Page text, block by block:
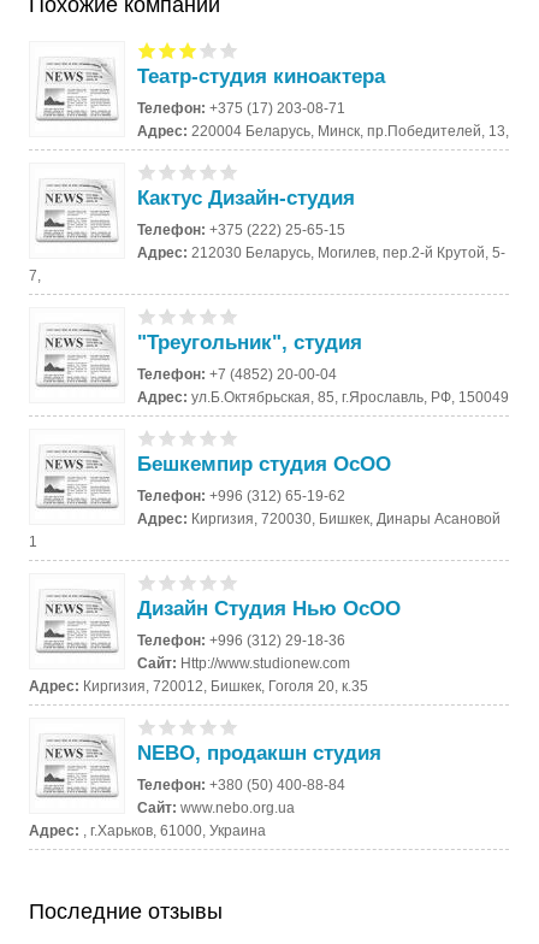
Театр-студия киноактера
Телефон:+375 (17) 203-08-71
Адрес: 220004 Беларусь, Минск, пр.Победителей, 13,
Кактус Дизайн-студия
Телефон:+375 (222) 25-65-15
Адрес: 212030 Беларусь, Могилев, пер.2-й Крутой, 5-
7,
"Треугольник", студия
Телефон:+7 (4852) 20-00-04
Адрес:ул.Б.Октябрьская, 85, г.Ярославль, РФ, 150049
Бешкемпир студия ОсОО
Телефон:+996 (312) 65-19-62
Адрес: Киргизия, 720030, Бишкек, Динары Асановой
1
Дизайн Студия Нью ОсОО
Телефон:+996 (312) 29-18-36
Сайт: Http://www.studionew.com
Адрес: Киргизия, 720012, Бишкек, Гоголя 20, к.35
NEBO, продакшн студия
Телефон:+380 (50) 400-88-84
Сайт:www.nebo.org.ua
Адрес:
, г.Харьков, 61000, Украина
Последние отзывы